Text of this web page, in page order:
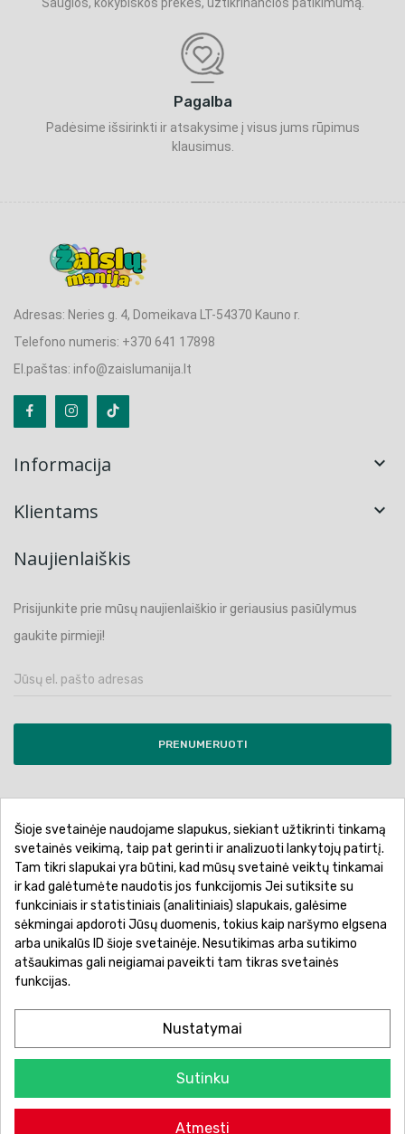
Pagalba
Padėsime išsirinkti ir atsakysime į visus jums rūpimus
klausimus.
Adresas: Neries g. 4, Domeikava LT-54370 Kauno r.
Telefono numeris: +370 641 17898
El.paštas: info@zaislumanija.lt
Informacija 
Klientams 
Naujienlaiškis
Prisijunkite prie mūsų naujienlaiškio ir geriausius pasiūlymus
gaukite pirmieji!
PRENUMERUOTI
Pirkimo sąlygos ir taisyklės
Privatumo politika
Garantinis aptarnavimas
Prekių pristatymas
Prekių grąžinimas
Atsiskaitymo būdai
Šioje svetainėje naudojame slapukus, siekiant užtikrinti tinkamą
svetainės veikimą, taip pat gerinti ir analizuoti lankytojų patirtį.
Tam tikri slapukai yra būtini, kad mūsų svetainė veiktų tinkamai
ir kad galėtumėte naudotis jos funkcijomis Jei sutiksite su
funkciniais ir statistiniais (analitiniais) slapukais, galėsime
sėkmingai apdoroti Jūsų duomenis, tokius kaip naršymo elgsena
arba unikalūs ID šioje svetainėje. Nesutikimas arba sutikimo
atšaukimas gali neigiamai paveikti tam tikras svetainės
funkcijas.
Nustatymai
Sutinku
Atmesti